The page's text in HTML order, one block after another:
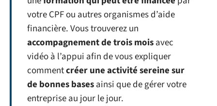
votre CPF ou autres organismes d’aide
financière. Vous trouverez un
accompagnement de trois moisavec
vidéo à l’appui afin de vous expliquer
commentcréer une activité sereine sur
de bonnes basesainsi que de gérer votre
entreprise au jour le jour.